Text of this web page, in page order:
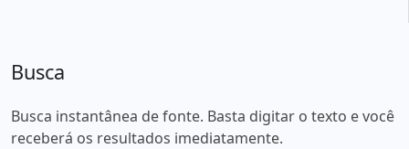
Busca
Busca instantânea de fonte. Basta digitar o texto e você
receberá os resultados imediatamente.